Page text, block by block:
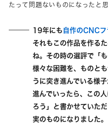
たって問題ないものになったと思
19年にも自作のCNC
それもこの作品を作る
ね。その時の選評で「
様々な困難を、ものと
うに突き進んでいる様
進んでいったら、この
ろう」と書かせていた
実のものになりました。